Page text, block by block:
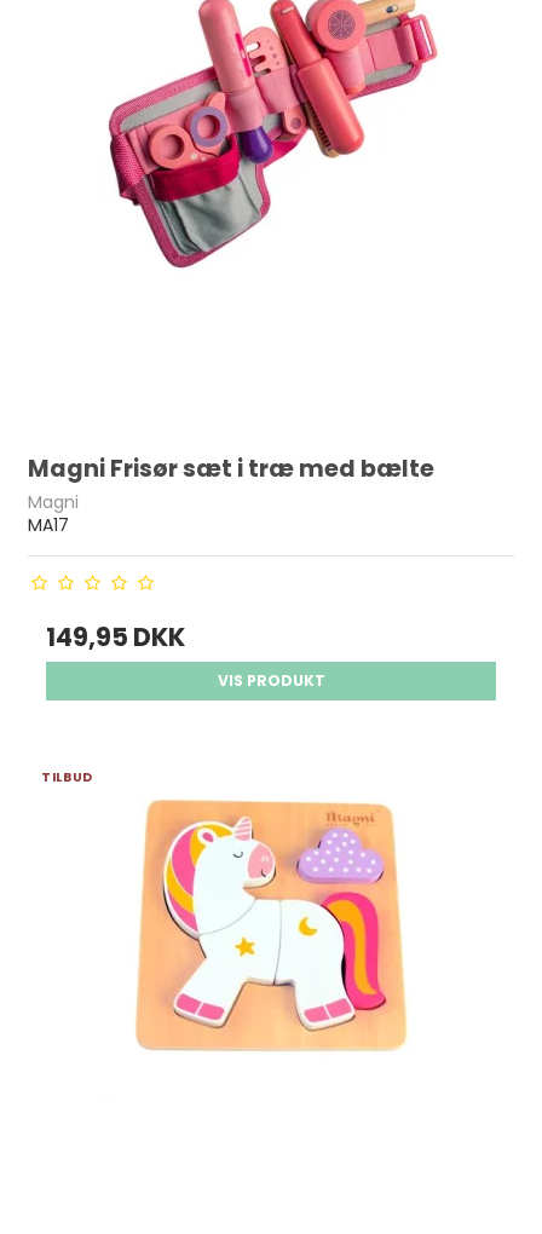
Magni Frisør sæt i træ med bælte
Magni
MA17
149,95 DKK
VIS PRODUKT
TILBUD